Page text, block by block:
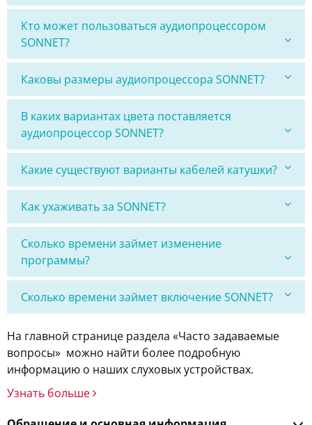
Кто может пользоваться аудиопроцессором
SONNET?
Каковы размеры аудиопроцессора SONNET?
В каких вариантах цвета поставляется
аудиопроцессор SONNET?
Какие существуют варианты кабелей катушки?
Как ухаживать за SONNET?
Сколько времени займет изменение
программы?
Сколько времени займет включение SONNET?
На главной странице раздела «Часто задаваемые
вопросы» можно найти более подробную
информацию о наших слуховых устройствах.
Узнать больше